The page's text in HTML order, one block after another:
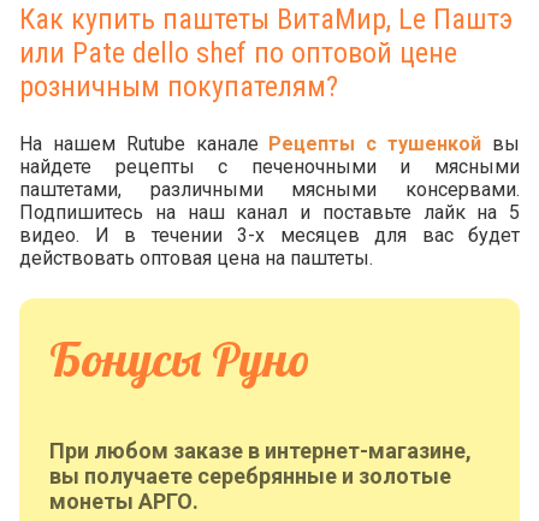
Как купить паштеты ВитаМир, Le Паштэ
или Pate dello shef по оптовой цене
розничным покупателям?
На нашем Rutube канале Рецепты с тушенкой вы
найдете рецепты с печеночными и мясными
паштетами, различными мясными консервами.
Подпишитесь на наш канал и поставьте лайк на 5
видео. И в течении 3-х месяцев для вас будет
действовать оптовая цена на паштеты.
Бонусы Руно
При любом заказе в интернет-магазине,
вы получаете серебрянные и золотые
монеты АРГО.